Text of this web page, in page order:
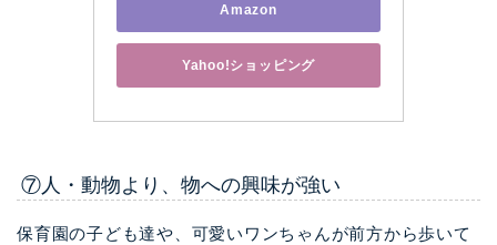
Amazon
Yahoo!ショッピング
⑦人・動物より、物への興味が強い
保育園の子ども達や、可愛いワンちゃんが前方から歩いて